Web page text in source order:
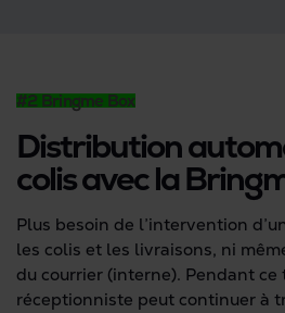
#2 Bringme Box
Distribution
colis avec la
Plus besoin de l’intervention
les colis et les livraisons, ni
du courrier (interne). Pendant ce
réceptionniste peut continuer à